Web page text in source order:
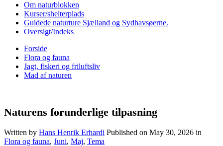
Om naturblokken
Kurser/shelterplads
Guidede naturture Sjælland og Sydhavsøerne.
Oversigt/Indeks
Forside
Flora og fauna
Jagt, fiskeri og friluftsliv
Mad af naturen
Naturens forunderlige tilpasning
Written by Hans Henrik Erhardi Published on May 30, 2026 in
Flora og fauna, Juni, Maj, Tema